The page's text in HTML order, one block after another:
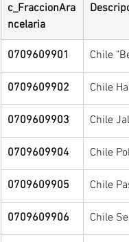
c_FraccionAra
ncelaria
0709609901 Chile
0709609902 Chile
0709609903 Chile
0709609904 Chile
0709609905 Chile
0709609906 Chile